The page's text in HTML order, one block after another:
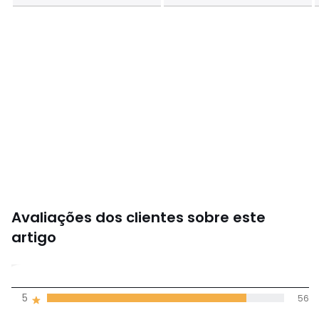
Avaliações dos clientes sobre este
artigo
4,7
(67)
5 56